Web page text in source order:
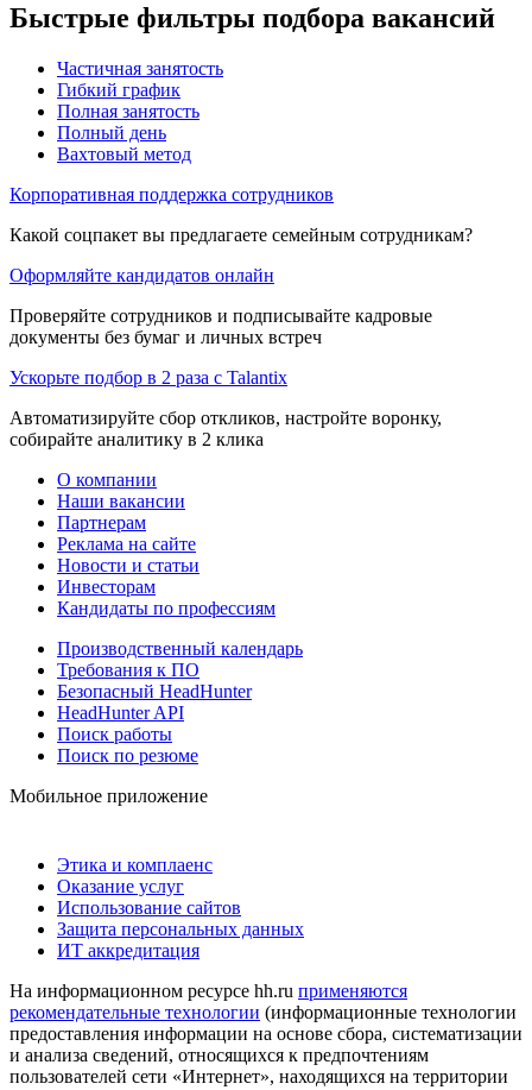
Быстрые фильтры подбора вакансий
Частичная занятость
Гибкий график
Полная занятость
Полный день
Вахтовый метод
Корпоративная поддержка сотрудников
Какой соцпакет вы предлагаете семейным сотрудникам?
Оформляйте кандидатов онлайн
Проверяйте сотрудников и подписывайте кадровые
документы без бумаг и личных встреч
Ускорьте подбор в 2 раза с Talantix
Автоматизируйте сбор откликов, настройте воронку,
собирайте аналитику в 2 клика
О компании
Наши вакансии
Партнерам
Реклама на сайте
Новости и статьи
Инвесторам
Кандидаты по профессиям
Производственный календарь
Требования к ПО
Безопасный HeadHunter
HeadHunter API
Поиск работы
Поиск по резюме
Мобильное приложение
Этика и комплаенс
Оказание услуг
Использование сайтов
Защита персональных данных
ИТ аккредитация
На информационном ресурсе hh.ru применяются
рекомендательные технологии (информационные технологии
предоставления информации на основе сбора, систематизации
и анализа сведений, относящихся к предпочтениям
пользователей сети «Интернет», находящихся на территории